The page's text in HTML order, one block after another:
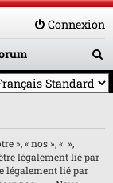
Connexion
e
h
», « nos », « »,
légalement lié par
légalement lié par